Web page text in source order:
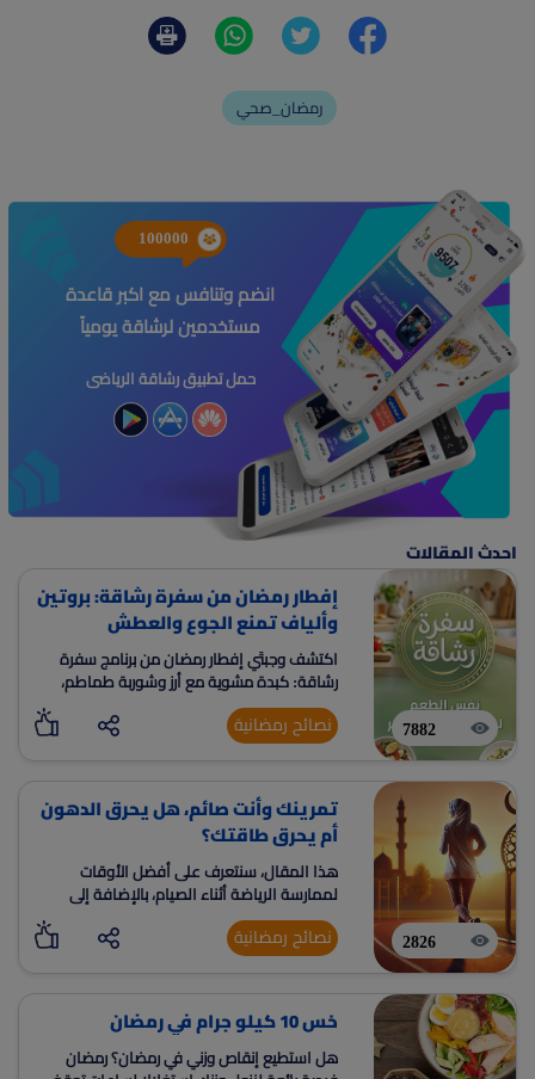
رمضان_صحي
100000
انضم وتنافس مع اكبر قاعدة
مستخدمين لرشاقة يومياً
حمل تطبيق رشاقة الرياضى
احدث المقالات
7882
إفطار رمضان من سفرة رشاقة: بروتين
وألياف تمنع الجوع والعطش
اكتشف وجبتَي إفطار رمضان من برنامج سفرة
رشاقة: كبدة مشوية مع أرز وشوربة طماطم،
ولحم بصوص مشروم مع خضار سوتيه.
نصائح رمضانية
2826
تمرينك وأنت صائم، هل يحرق الدهون
أم يحرق طاقتك؟
هذا المقال، سنتعرف على أفضل الأوقات
لممارسة الرياضة أثناء الصيام، بالإضافة إلى
الطريقة الصحيحة لأداء التمارين وتجنب الأخطاء
الشائعة.
نصائح رمضانية
خس 10 كيلو جرام في رمضان
هل استطيع إنقاص وزني في رمضان؟ رمضان